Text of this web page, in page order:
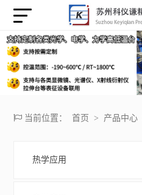
当前位置： 首页 > 产品中心
热学应用